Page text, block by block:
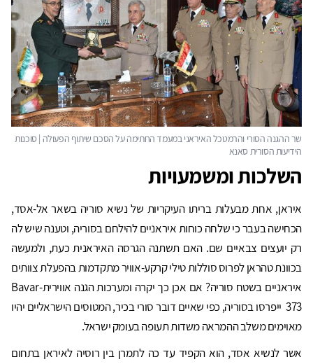
השלכות ומשמעויות
איראן, אחת מבעלות בריתו העיקריות של נשיא סוריה בשאר אל-אסד,
הכחישה בעבר כי שלחה כוחות איראניים להילחם בסוריה, וטענה שיש לה
רק יועצים צבאיים שם. האם תשתנה הגרסה האיראנית כעת, ולמעשה
בכוונת טהראן לפרוס סוללות טילי קרקע-אוויר מתקדמות בהפעלת צוותים
איראניים בשטח סוריה? אם אכן כך יקרה ומערכות הגנה אוויריתBavar-
373 ייפרסו בסוריה, כפי שאיים דובר סורי בכיר, המטוסים הישראליים יהיו
מאוימים משלב ההמראה משדות תעופה בעומק ישראל.
אשר לנשיא אסד, הוא הקפיד עד כה לתמרן בין רוסיה לאיראן בתחום